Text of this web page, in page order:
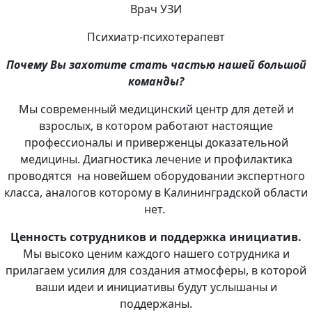
Врач УЗИ
Психиатр-психотерапевт
Почему Вы захотите стать частью нашей большой
команды?
Мы современный медицинский центр для детей и
взрослых, в котором работают настоящие
профессионалы и приверженцы доказательной
медицины. Диагностика лечение и профилактика
проводятся на новейшем оборудовании экспертного
класса, аналогов которому в Калининградской области
нет.
Ценность сотрудников и поддержка инициатив.
Мы высоко ценим каждого нашего сотрудника и
прилагаем усилия для создания атмосферы, в которой
ваши идеи и инициативы будут услышаны и
поддержаны.